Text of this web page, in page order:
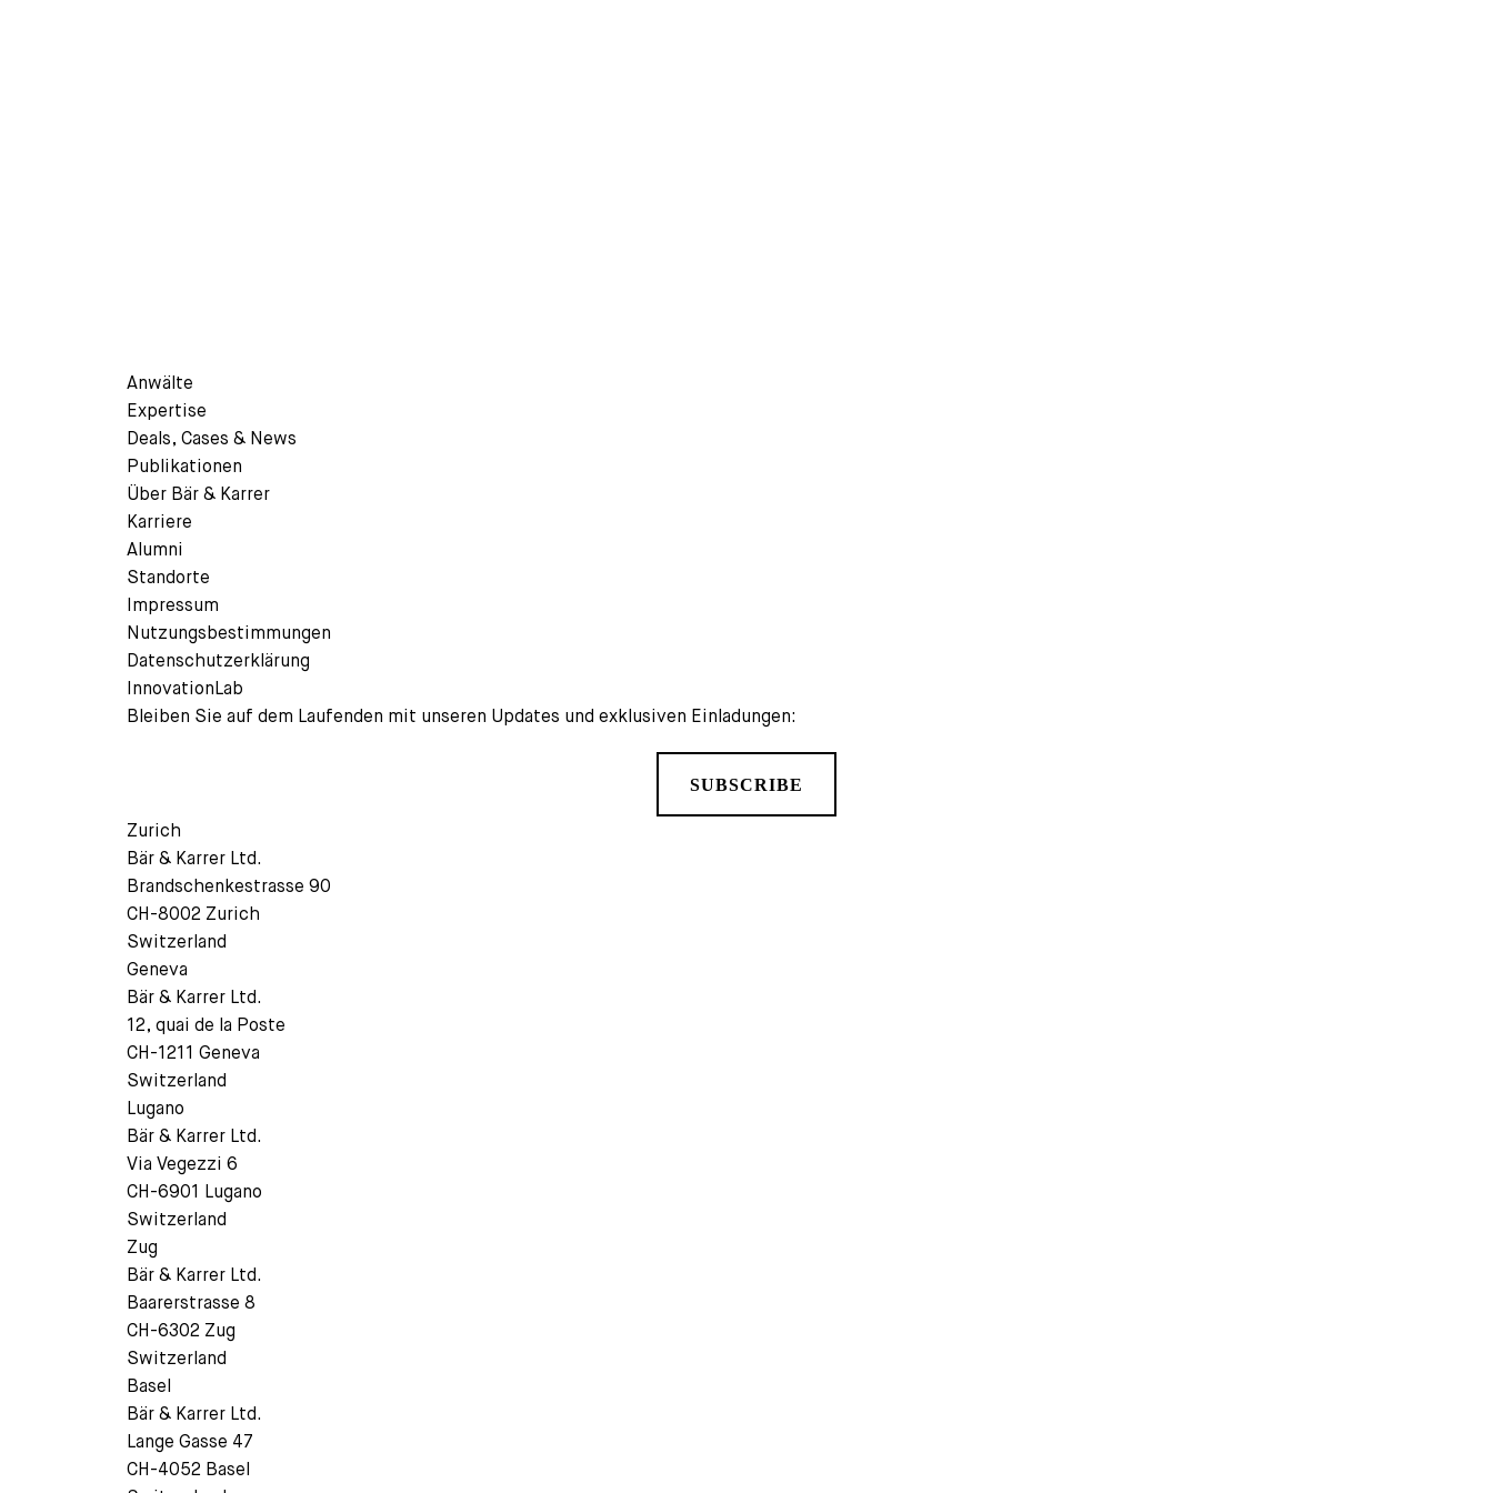
Anwälte
Expertise
Deals, Cases & News
Publikationen
Über Bär & Karrer
Karriere
Alumni
Standorte
Impressum
Nutzungsbestimmungen
Datenschutzerklärung
InnovationLab
Bleiben Sie auf dem Laufenden mit unseren Updates und exklusiven Einladungen:
SUBSCRIBE
Zurich
Bär & Karrer Ltd.
Brandschenkestrasse 90
CH-8002 Zurich
Switzerland
Geneva
Bär & Karrer Ltd.
12, quai de la Poste
CH-1211 Geneva
Switzerland
Lugano
Bär & Karrer Ltd.
Via Vegezzi 6
CH-6901 Lugano
Switzerland
Zug
Bär & Karrer Ltd.
Baarerstrasse 8
CH-6302 Zug
Switzerland
Basel
Bär & Karrer Ltd.
Lange Gasse 47
CH-4052 Basel